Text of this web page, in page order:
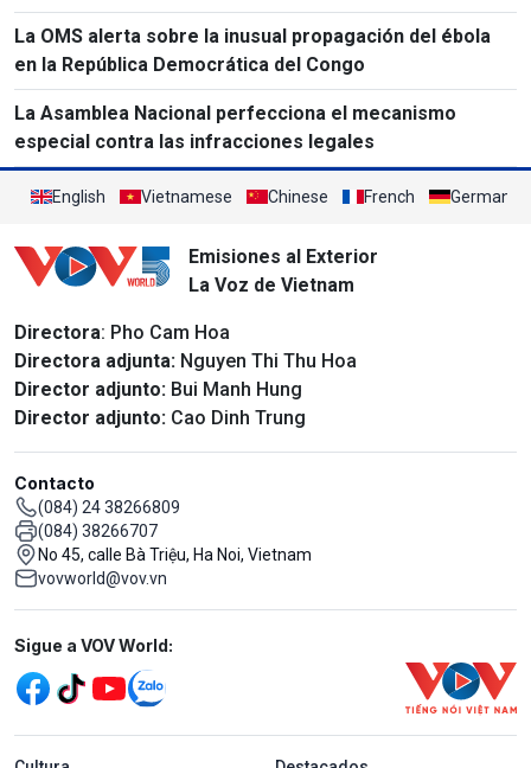
La OMS alerta sobre la inusual propagación del ébola
en la República Democrática del Congo
La Asamblea Nacional perfecciona el mecanismo
especial contra las infracciones legales
English Vietnamese Chinese French German
Emisiones al Exterior
La Voz de Vietnam
Directora: Pho Cam Hoa
Directora adjunta: Nguyen Thi Thu Hoa
Director adjunto: Bui Manh Hung
Director adjunto: Cao Dinh Trung
Contacto
(084) 24 38266809
(084) 38266707
No 45, calle Bà Triệu, Ha Noi, Vietnam
vovworld@vov.vn
Mạng xã hội
Sigue a VOV World:
menu footer tiếng Tây ban nha